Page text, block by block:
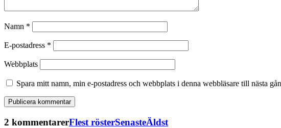
Namn *
E-postadress *
Webbplats
Spara mitt namn, min e-postadress och webbplats i denna webbläsare till nästa
2 kommentarerFlest rösterSenasteÄldst